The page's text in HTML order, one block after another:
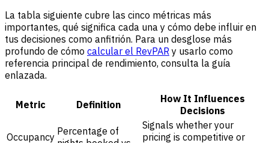
La tabla siguiente cubre las cinco métricas más
importantes, qué significa cada una y cómo debe influir en
tus decisiones como anfitrión. Para un desglose más
profundo de cómo calcular el RevPAR y usarlo como
referencia principal de rendimiento, consulta la guía
enlazada.
Metric Definition
How It Influences
Decisions
Occupancy Percentage of
Signals whether your
pricing is competitive or